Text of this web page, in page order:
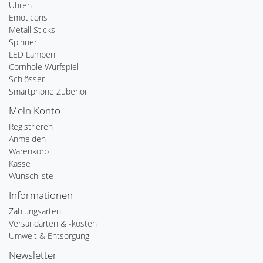
Uhren
Emoticons
Metall Sticks
Spinner
LED Lampen
Cornhole Wurfspiel
Schlösser
Smartphone Zubehör
Mein Konto
Registrieren
Anmelden
Warenkorb
Kasse
Wunschliste
Informationen
Zahlungsarten
Versandarten & -kosten
Umwelt & Entsorgung
Newsletter